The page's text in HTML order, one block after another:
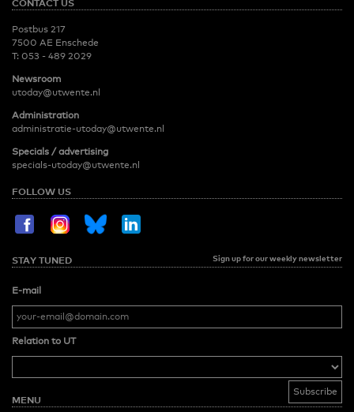
CONTACT US
Postbus 217
7500 AE Enschede
T: 053 - 489 2029
Newsroom
utoday@utwente.nl
Administration
administratie-utoday@utwente.nl
Specials / advertising
specials-utoday@utwente.nl
FOLLOW US
STAY TUNED Sign up for our weekly newsletter
E-mail
Relation to UT
MENU